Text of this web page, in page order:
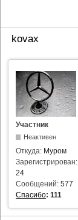
kovax
Участник
Неактивен
Откуда: Муром
Зарегистрирован:
24
Сообщений: 577
Спасибо: 111